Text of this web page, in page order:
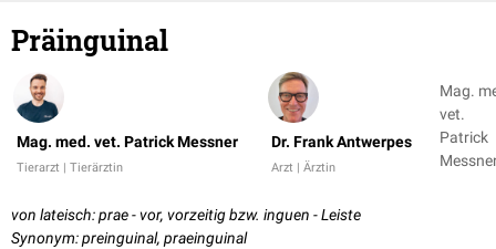
Präinguinal
Mag. med. vet. Patrick Messner
Tierarzt | Tierärztin
Dr. Frank Antwerpes
Arzt | Ärztin
Mag.
vet.
Patrick
von lateisch: prae - vor, vorzeitig bzw. inguen - Leiste
Synonym: preinguinal, praeinguinal